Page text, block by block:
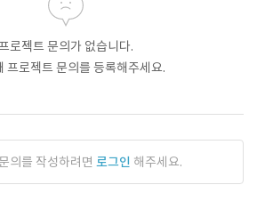
로젝트 문의가 없습니다.
프로젝트 문의를 등록해주세요.
의를 작성하려면 로그인 해주세요.